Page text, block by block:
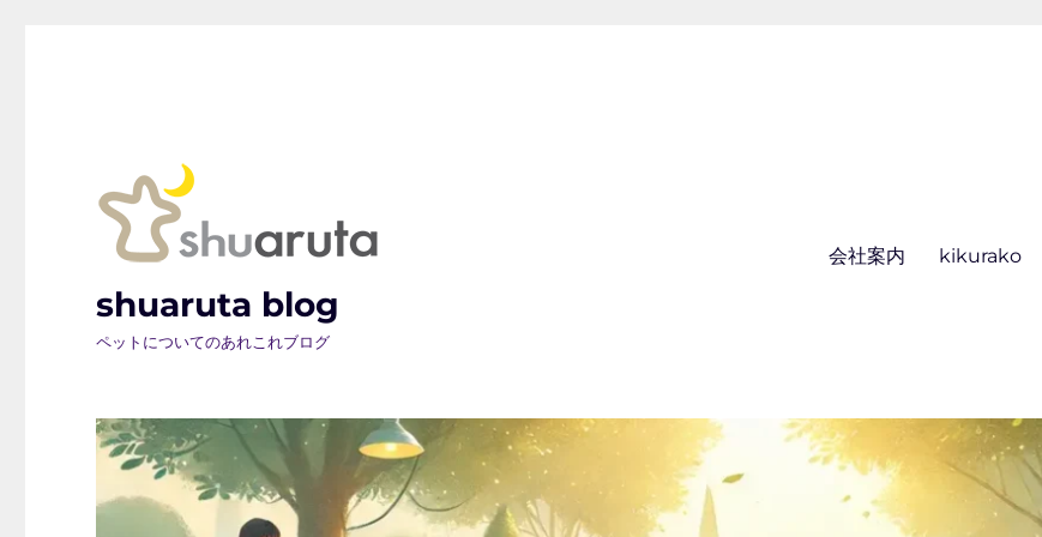
shuaruta blog
ペットについてのあれこれブログ
会社案内 kikurako